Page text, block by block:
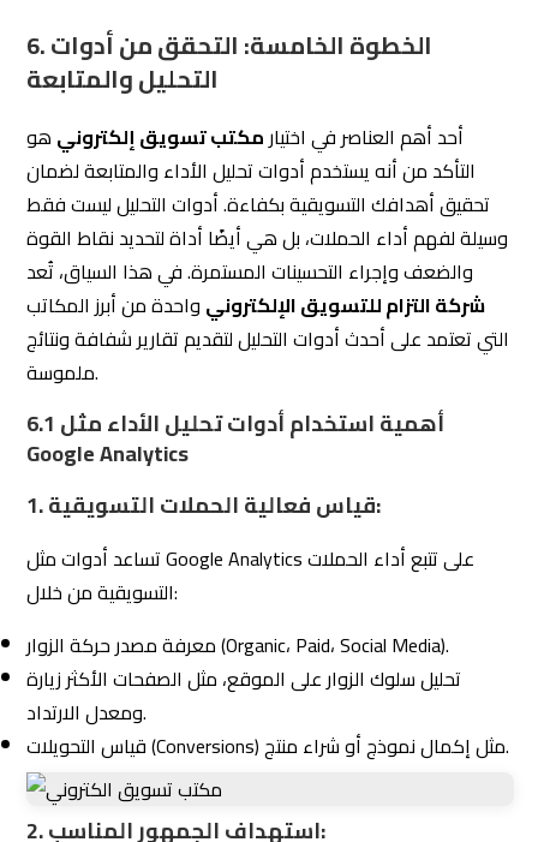
باستخدام أدوات التحليل، يمكن تحديد الفئات الديموغرافية الأكثر
اهتمامًا بعروضك، مما يُمكّن المكتب من ضبط الاستهداف
بدقة.
فهم اهتمامات وسلوك الجمهور يساعد في تحسين الحملات
المستقبلية.
3. تحسين الأداء باستمرار:
تحليل البيانات يساعد على فهم ما يعمل بشكل جيد وما يحتاج
إلى تحسين.
تقديم حملات تسويقية أكثر فعالية من خلال الاعتماد على
النتائج المستخلصة.
Eltzamتعتمد بشكل كبير على Google Analytics وأدوات أخرى
لتحديد الأداء وتقديم استراتيجيات تحسين فعّالة.
6.2كيف يضمن المكتب تقديم تقارير شفافة حول
الأداء؟
1. إعداد تقارير دورية:
مكتب التسويق الإلكتروني المحترف يقدم تقارير أداء دورية
تشمل:
مصادر الزوار وعددهم.
معدلات التحويل (Conversion Rates).
Eltzamتوفر تقارير مفصلة وشاملة تتيح للعملاء فهم نتائج
الحملات وتحليل تأثيرها.